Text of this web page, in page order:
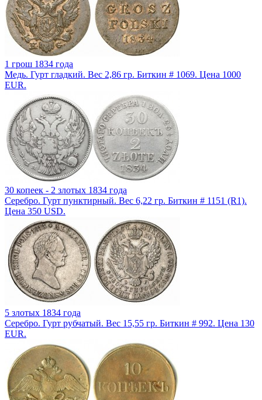
1 грош 1834 года
Медь. Гурт гладкий. Вес 2,86 гр. Биткин # 1069. Цена 1000
EUR.
30 копеек - 2 злотых 1834 года
Серебро. Гурт пунктирный. Вес 6,22 гр. Биткин # 1151 (R1).
Цена 350 USD.
5 злотых 1834 года
Серебро. Гурт рубчатый. Вес 15,55 гр. Биткин # 992. Цена 130
EUR.